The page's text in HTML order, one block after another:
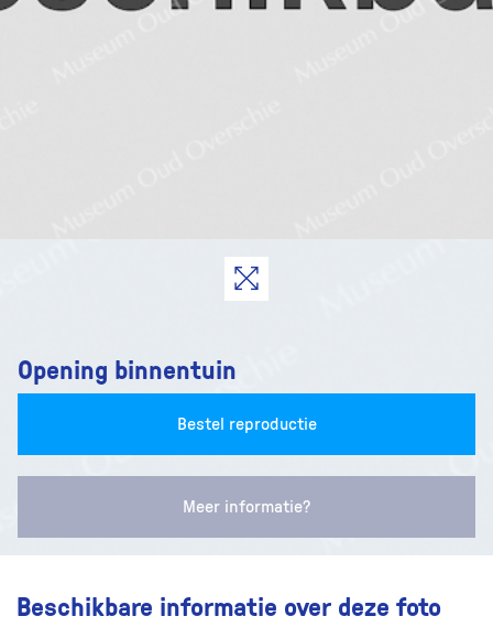
Opening binnentuin
Bestel reproductie
Meer informatie?
Beschikbare informatie over deze foto